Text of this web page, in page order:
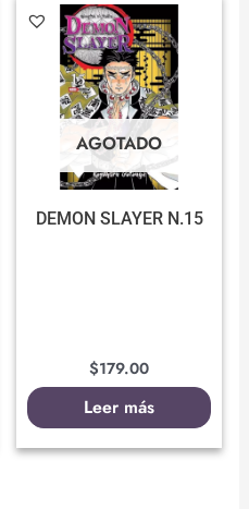
AGOTADO
DEMON SLAYER N.15
$179.00
Leer más